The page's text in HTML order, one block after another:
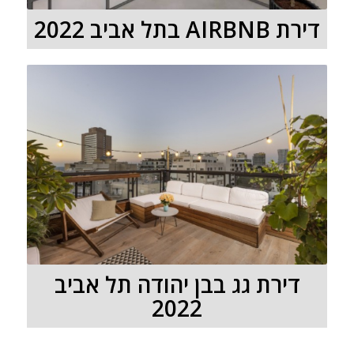
דירת AIRBNB בתל אביב 2022
דירת גג בבן יהודה תל אביב
2022